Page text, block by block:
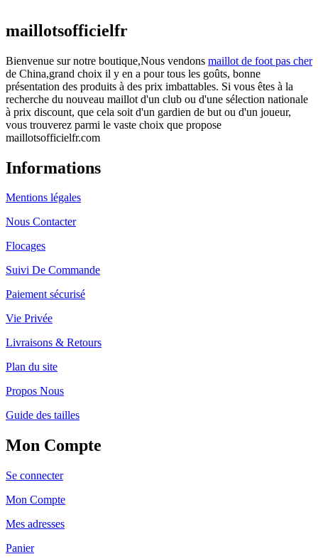
maillotsofficielfr
Bienvenue sur notre boutique,Nous vendons maillot de foot pas cher
de China,grand choix il y en a pour tous les goûts, bonne
présentation des produits à des prix imbattables. Si vous êtes à la
recherche du nouveau maillot d'un club ou d'une sélection nationale
à prix discount, que cela soit d'un gardien de but ou d'un joueur,
vous trouverez parmi le vaste choix que propose
maillotsofficielfr.com
Informations
Mentions légales
Nous Contacter
Flocages
Suivi De Commande
Paiement sécurisé
Vie Privée
Livraisons & Retours
Plan du site
Propos Nous
Guide des tailles
Mon Compte
Se connecter
Mon Compte
Mes adresses
Panier